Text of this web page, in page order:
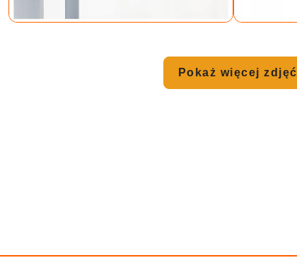
Pokaż więcej zdjęć